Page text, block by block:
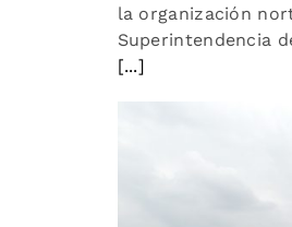
la organización
Superintendencia
[...]